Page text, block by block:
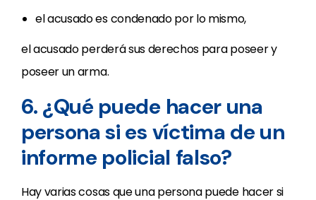
el acusado es condenado por lo mismo,
el acusado perderá sus derechos para poseer y
poseer un arma.
6. ¿Qué puede hacer una
persona si es víctima de un
informe policial falso?
Hay varias cosas que una persona puede hacer si